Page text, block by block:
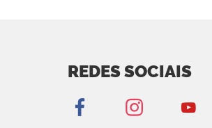
REDES SOCIAIS